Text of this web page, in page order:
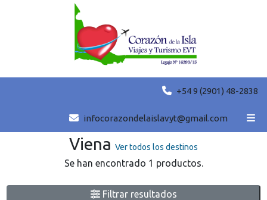
+54 9 (2901) 48-2838
infocorazondelaislavyt@gmail.com
Grupales destacadas
Viena Ver todos los destinos
Se han encontrado 1 productos.
Filtrar resultados